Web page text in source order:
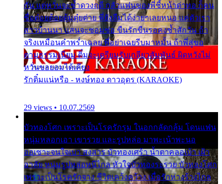
กัน แต่หวั่นจะช้ำดวงฤดี กลัวแฟนของพี่ชี้หน้าด่าทอ ก็คน
ชื่อต๋อยต้อยตุ้มตุ๋ยต่าย พี่ยังลืมได้ง่ายๆเลยหนอ แค่ตัวเรา
สาวบ้านนา แสนจะซอมซ่อ ขืนรักขืนรอคงช้ำสักวัน ถ้า
จริงเหมือนคำพร่ำเฉลย พี่อย่าเฉยรีบมาหมั้น ถ้าพี่สู่ขอ
ตามธรรมเนียม ติ๋มจะเตรียมรับเกลียวสัมพันธ์ ผิดหวังไม่
หวั่นขอยอมได้เคียง
รักติ๋มแน่หรือ - หงษ์ทอง ดาวอุดร (KARAOKE)
29 views • 10.07.2569
บัวทองโศก เพราะเป็นโรครักรุม ในอกกลัดกลุ้ม โดนแฟน
หนุ่มหลอกเอา เขารวย และรูปหล่อ มาพะเน้าพะนอ
ออเซาะจนใจเบา สงสาร บัวทองเศร้า น้ำตาคลอเบ้า เฝ้า
อาลัย หนุ่มรูปหล่อหนีไกล หัวใจบัวทองระรวย บัวทองโศก
เพราะเป็นโรครักจาง ชีวิตเคว้งคว้าง เมื่อรักห่างร้างไกล